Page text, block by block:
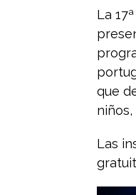
La
que
Las